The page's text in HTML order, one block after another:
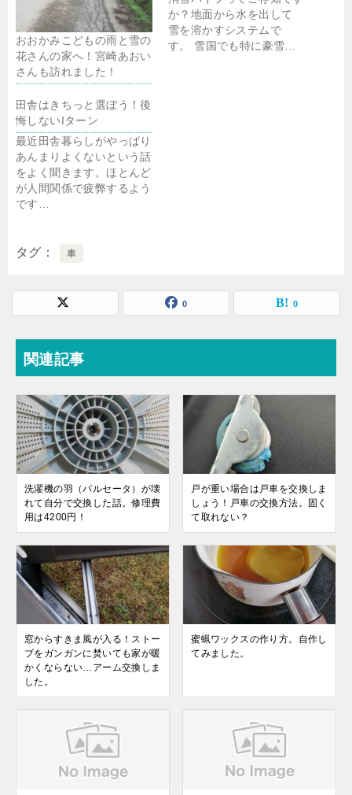
おおかみこどもの雨と雪の
花さんの家へ！宮崎あおい
さんも訪れました！
か？地面から水を出して
雪を溶かすシステムで
す。 雪国でも特に豪雪…
田舎はきちっと選ぼう！後
悔しないIターン
最近田舎暮らしがやっぱり
あんまりよくないという話
をよく聞きます。ほとんど
が人間関係で疲弊するよう
です…
タグ 車
0 0
関連記事
洗濯機の羽（パルセータ）が壊
れて自分で交換した話。修理費
用は4200円！
戸が重い場合は戸車を交換しま
しょう！戸車の交換方法。固く
て取れない？
窓からすきま風が入る！ストー
ブをガンガンに焚いても家が暖
かくならない…アーム交換しま
した。
蜜蝋ワックスの作り方。自作し
てみました。